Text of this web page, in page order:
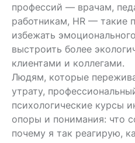
профессий — врачам,
работникам, HR — такие
избежать
выстроить более
клиентами и коллегами.
Людям, которые
утрату,
психологические курсы
опоры и понимания: что
почему я так реагирую,